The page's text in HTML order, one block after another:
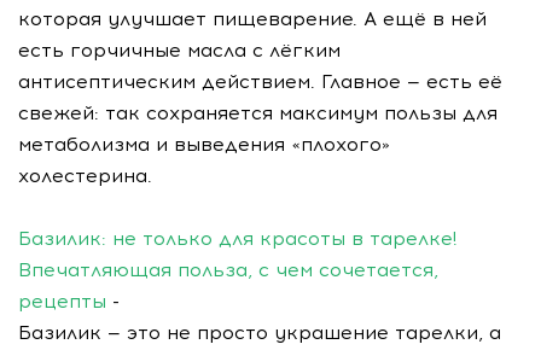
которая улучшает пищеварение. А ещё в ней
есть горчичные масла с лёгким
антисептическим действием. Главное — есть её
свежей: так сохраняется максимум пользы для
метаболизма и выведения «плохого»
холестерина.
Базилик: не только для красоты в тарелке!
Впечатляющая польза, с чем сочетается,
рецепты -
Базилик — это не просто украшение тарелки, а